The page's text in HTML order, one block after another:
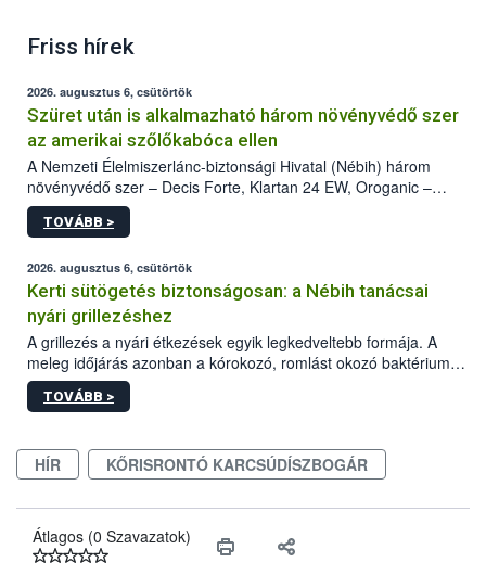
Friss hírek
2026. augusztus 6, csütörtök
Szüret után is alkalmazható három növényvédő szer
az amerikai szőlőkabóca ellen
A Nemzeti Élelmiszerlánc-biztonsági Hivatal (Nébih) három
növényvédő szer – Decis Forte, Klartan 24 EW, Oroganic –
engedélyokiratát módosította, így azok a szüretet követően,
egészen a vesszőérettség (BBCH 91) stádiumáig
érésű szőlőkben is legyen lehetőség a károsító elleni további
védekezésre. Az Oroganic készítmény kis kiszerelésben kiskerti
felhasználók számára is elérhető és ökológiai termesztésben is
engedélyezett.
TOVÁBB >
2026. augusztus 6, csütörtök
Kerti sütögetés biztonságosan: a Nébih tanácsai
nyári grillezéshez
A grillezés a nyári étkezések egyik legkedveltebb formája. A
meleg időjárás azonban a kórokozó, romlást okozó baktériumok
gyorsabb szaporodásának is kedvez. A szabadtéri sütögetés
ezért nem csupán a megfelelő sütési technikáról szól: legalább
higiéniai szabályok betartása, a megfelelő hőkezelés, valamint a
maradékok szakszerű tárolása. A Nemzeti Élelmiszerlánc-
biztonsági Hivatal (Nébih) Oktatási Programja összegyűjtötte a
biztonságos grillezés legfontosabb tudnivalóit.
TOVÁBB >
HÍR KŐRISRONTÓ KARCSÚDÍSZBOGÁR
Átlagos (0 Szavazatok)